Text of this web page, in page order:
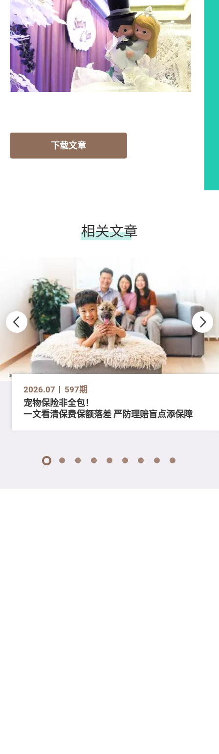
下载文章
相关文章
2026.07 597期
宠物保险非全包！
一文看清保费保额落差 严防理赔盲点添保障
1 2 3 4 5 6 7 8 9